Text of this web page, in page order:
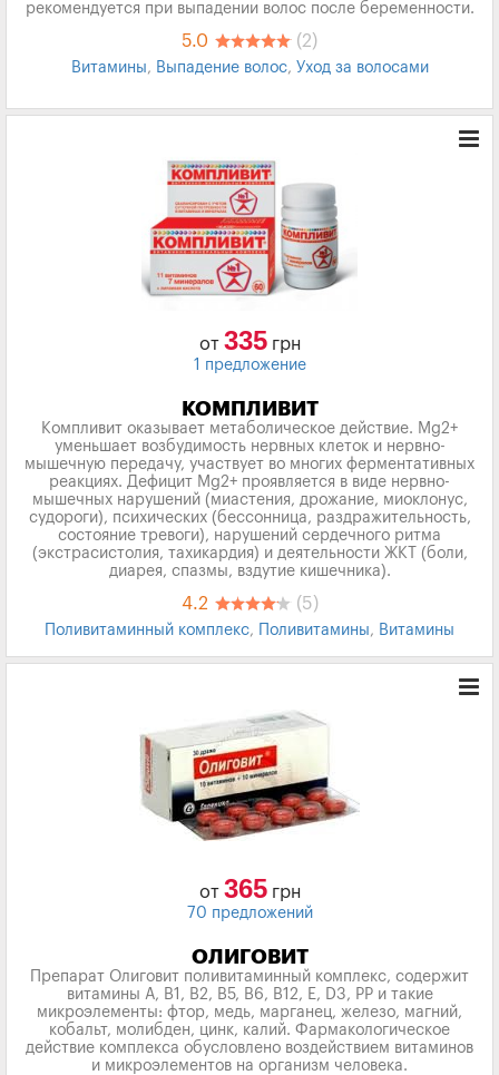
рекомендуется при выпадении волос после беременности.
5.0 (2)
Витамины, Выпадение волос, Уход за волосами
от 335грн
1 предложение
КОМПЛИВИТ
Компливит оказывает метаболическое действие. Mg2+
уменьшает возбудимость нервных клеток и нервно-
мышечную передачу, участвует во многих ферментативных
реакциях. Дефицит Mg2+ проявляется в виде нервно-
мышечных нарушений (миастения, дрожание, миоклонус,
судороги), психических (бессонница, раздражительность,
состояние тревоги), нарушений сердечного ритма
(экстрасистолия, тахикардия) и деятельности ЖКТ (боли,
диарея, спазмы, вздутие кишечника).
4.2 (5)
Поливитаминный комплекс, Поливитамины, Витамины
от 365грн
70 предложений
ОЛИГОВИТ
Препарат Олиговит поливитаминный комплекс, содержит
витамины А, В1, В2, В5, В6, В12, Е, D3, РР и такие
микроэлементы: фтор, медь, марганец, железо, магний,
кобальт, молибден, цинк, калий. Фармакологическое
действие комплекса обусловлено воздействием витаминов
и микроэлементов на организм человека.